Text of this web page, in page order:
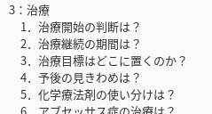
3：治療
1．治療開始の判断は？
2．治療継続の期間は？
3．治療目標はどこに置くのか？
4．予後の見きわめは？
5．化学療法剤の使い分けは？